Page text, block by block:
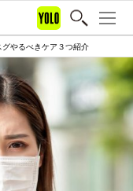
やるべきケア３つ紹介